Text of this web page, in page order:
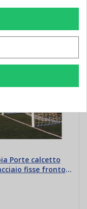
Porte calcetto
fisse frontoni